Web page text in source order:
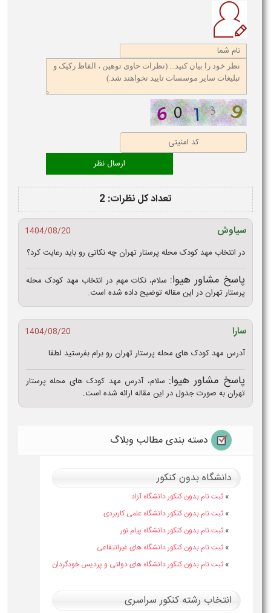
تعداد کل نظرات: 2
سیاوش
1404/08/20
در انتخاب مهد کودک محله پرستار تهران چه نکاتی رو باید رعایت کرد؟
پاسخ مشاور هیوا: سلام، نکات مهم در انتخاب مهد کودک محله
پرستار تهران در این مقاله توضیح داده شده است.
سارا
1404/08/20
آدرس مهد کودک های محله پرستار تهران رو برام بفرستید لطفا
پاسخ مشاور هیوا: سلام، آدرس مهد کودک های محله پرستار
تهران به صورت جدول در این مقاله ارائه شده است.
دسته بندی مطالب وبلاگ
دانشگاه بدون کنکور
» ثبت نام بدون کنکور دانشگاه آزاد
» ثبت نام بدون کنکور دانشگاه علمی کاربردی
» ثبت نام بدون کنکور دانشگاه پیام نور
» ثبت نام بدون کنکور دانشگاه های غیرانتفاعی
» ثبت نام بدون کنکور دانشگاه های دولتی و پردیس خودگردان
انتخاب رشته کنکور سراسری